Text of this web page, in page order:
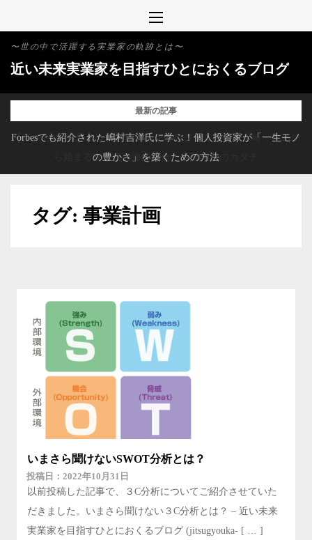
content
〜世の中で活躍する実業家の軌跡とは〜
近い未来実業家を目指すひとにおくるブログ
最新の記事
【ワクセル×青島テック】最新テクノロジーで挑む！宮崎・青島か
ら始まる次世代の海洋保全と水難救助のカタチ
Forbesでも紹介された嶋村吉洋氏に学ぶ！個人投資家が「一生モノ
の豊かさ」を築くための方法
タグ: 事業計画
いまさら聞けないSWOT分析とは？
2022年10月31日
以前投稿した記事で、３C分析についてご紹介させていた
だきました。いまさら聞けない３C分析とは？ – 近い未来
実業家を目指すひとにおくるブログ (jitsugyouka- [ … ]